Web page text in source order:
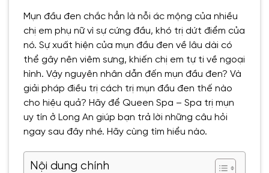
Mụn đầu đen chắc hẳn là nỗi ác mộng của nhiều
chị em phụ nữ vì sự cứng đầu, khó trị dứt điểm của
nó. Sự xuất hiện của mụn đầu đen về lâu dài có
thể gây nên viêm sưng, khiến chị em tự ti về ngoại
hình. Vậy nguyên nhân dẫn đến mụn đầu đen? Và
giải pháp điều trị cách trị mụn đầu đen thế nào
cho hiệu quả? Hãy để Queen Spa – Spa trị mụn
uy tín ở Long An giúp bạn trả lời những câu hỏi
ngay sau đây nhé. Hãy cùng tìm hiểu nào.
Nội dung chính